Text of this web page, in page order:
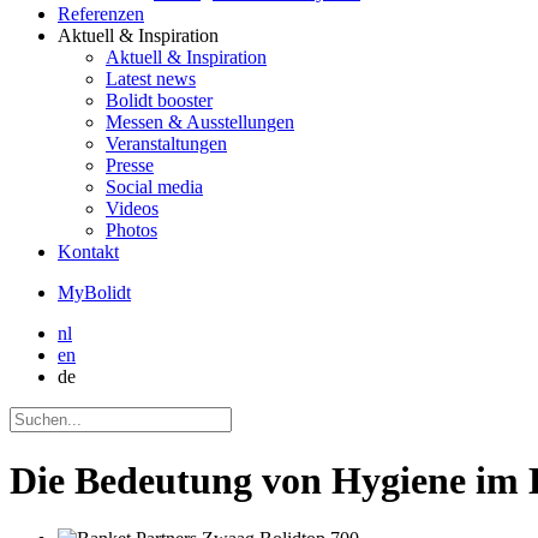
Referenzen
Aktuell & Inspiration
Aktuell & Inspiration
Latest news
Bolidt booster
Messen & Ausstellungen
Veranstaltungen
Presse
Social media
Videos
Photos
Kontakt
MyBolidt
nl
en
de
Die Bedeutung von Hygiene im